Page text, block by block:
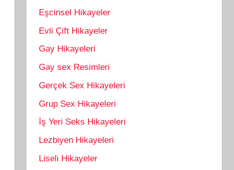
Eşcinsel Hikayeler
Evli Çift Hikayeler
Gay Hikayeleri
Gay sex Resimleri
Gerçek Sex Hikayeleri
Grup Sex Hikayeleri
İş Yeri Seks Hikayeleri
Lezbiyen Hikayeleri
Liseli Hikayeler